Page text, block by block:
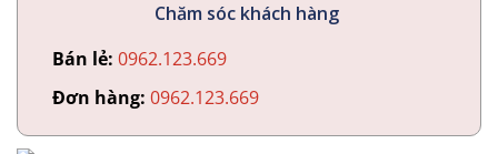
Chăm sóc khách hàng
Bán lẻ: 0962.123.669
Đơn hàng: 0962.123.669